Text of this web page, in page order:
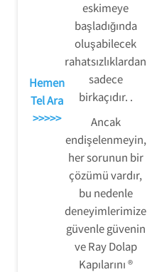
Hemen
Tel Ara
>>>>>
eskimeye
başladığında
oluşabilecek
rahatsızlıklardan
sadece
birkaçıdır. .
Ancak
endişelenmeyin,
her sorunun bir
çözümü vardır,
bu nedenle
deneyimlerimize
güvenle güvenin
ve Ray Dolap
Kapılarını ®